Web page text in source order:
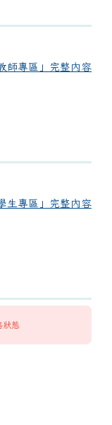
師專區」完整內容
生專區」完整內容
狀態